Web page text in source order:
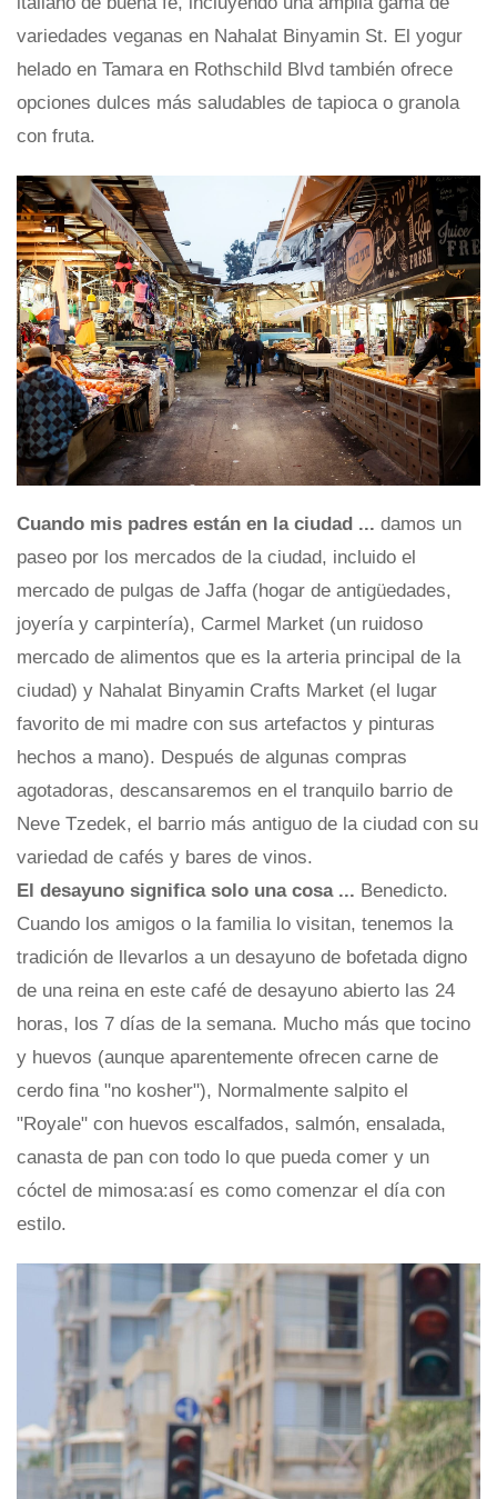
variedades veganas en Nahalat Binyamin St. El yogur
helado en Tamara en Rothschild Blvd también ofrece
opciones dulces más saludables de tapioca o granola
con fruta.
Cuando mis padres están en la ciudad ... damos un
paseo por los mercados de la ciudad, incluido el
mercado de pulgas de Jaffa (hogar de antigüedades,
joyería y carpintería), Carmel Market (un ruidoso
mercado de alimentos que es la arteria principal de la
ciudad) y Nahalat Binyamin Crafts Market (el lugar
favorito de mi madre con sus artefactos y pinturas
hechos a mano). Después de algunas compras
agotadoras, descansaremos en el tranquilo barrio de
Neve Tzedek, el barrio más antiguo de la ciudad con su
variedad de cafés y bares de vinos.
El desayuno significa solo una cosa ... Benedicto.
Cuando los amigos o la familia lo visitan, tenemos la
tradición de llevarlos a un desayuno de bofetada digno
de una reina en este café de desayuno abierto las 24
horas, los 7 días de la semana. Mucho más que tocino
y huevos (aunque aparentemente ofrecen carne de
cerdo fina "no kosher"), Normalmente salpito el
"Royale" con huevos escalfados, salmón, ensalada,
canasta de pan con todo lo que pueda comer y un
cóctel de mimosa:así es como comenzar el día con
estilo.